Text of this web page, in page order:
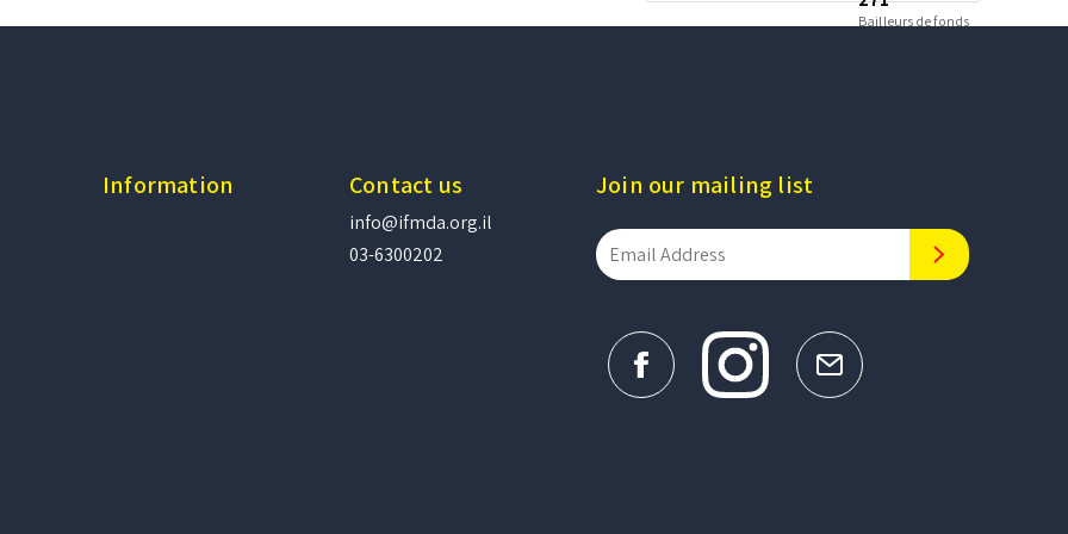
Bailleurs de fonds
Information Contact us
info@ifmda.org.il
03-6300202
Join our mailing list